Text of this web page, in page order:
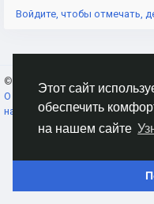
Этот сайт
обеспечить
на нашем сайте
Войдите, чтобы отмечать,
© 2026 AnimeSocial.SU -
О нас
Условия
нами
Каталог